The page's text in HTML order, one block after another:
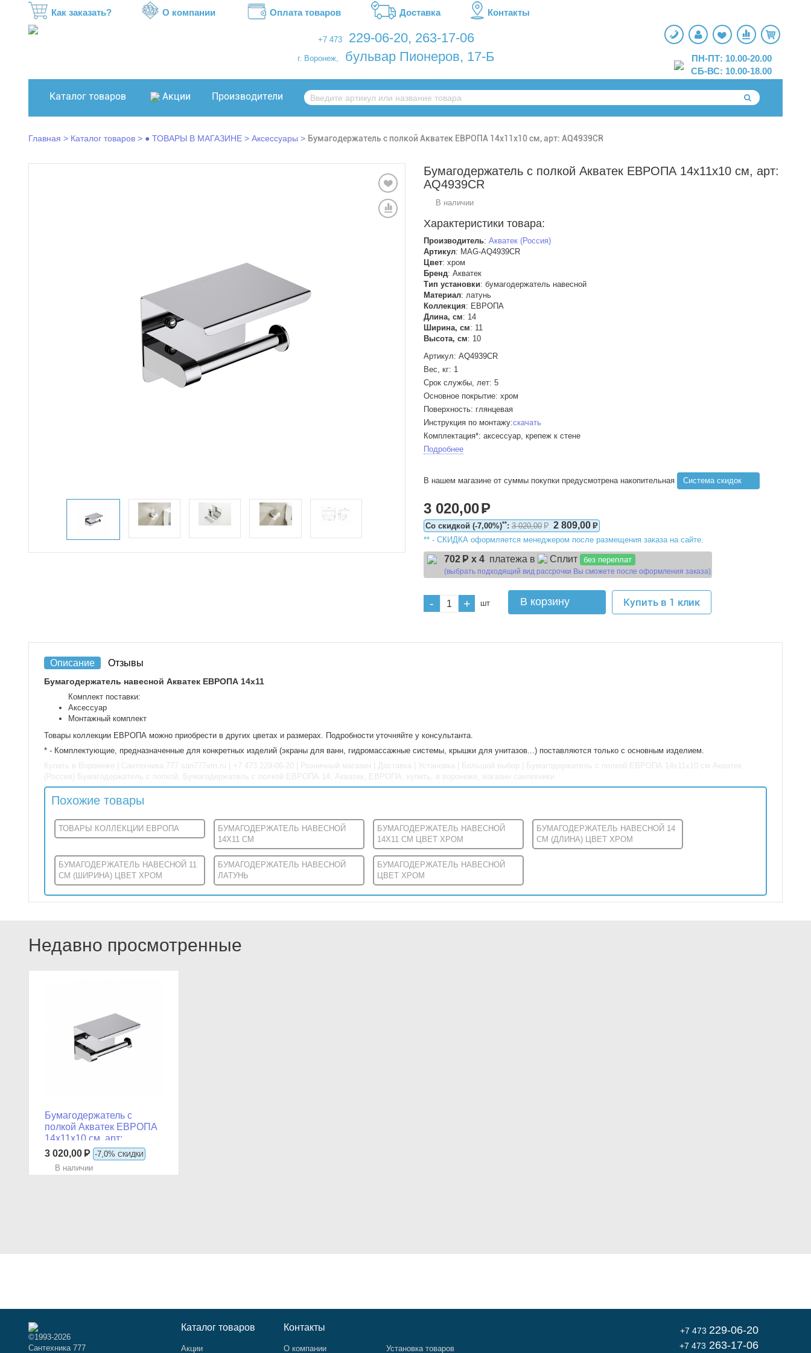
Как заказать? О компании Оплата товаров Доставка Контакты
+7 473 229-06-20, 263-17-06
г. Воронеж, бульвар Пионеров, 17-Б
ПН-ПТ: 10.00-20.00
СБ-ВС: 10.00-18.00
Каталог товаров Акции Производители
Главная Каталог товаров ● ТОВАРЫ В МАГАЗИНЕ Аксессуары Бумагодержатель с полкой Акватек ЕВРОПА 14x11x10 см, арт: AQ4939CR
Бумагодержатель с полкой Акватек ЕВРОПА 14x11x10 см, арт:
AQ4939CR
В наличии
Характеристики товара:
Производитель: Акватек (Россия)
Артикул: MAG-AQ4939CR
Цвет: хром
Бренд: Акватек
Тип установки: бумагодержатель навесной
Материал: латунь
Коллекция: ЕВРОПА
Длина, см: 14
Ширина, см: 11
Высота, см: 10
Артикул: AQ4939CR
Вес, кг: 1
Срок службы, лет: 5
Основное покрытие: хром
Поверхность: глянцевая
Инструкция по монтажу:скачать
Комплектация*: аксессуар, крепеж к стене
Подробнее
В нашем магазине от суммы покупки предусмотрена накопительная Система скидок
3 020,00Р
Cо скидкой (-7,00%)**: 3 020,00 Р 2 809,00 Р
** - CКИДКА оформляется менеджером после размещения заказа на сайте.
702 Р x 4 платежа в Сплит без переплат
(выбрать подходящий вид рассрочки Вы сможете после оформления заказа)
- + шт В корзину Купить в 1 клик
Описание Отзывы
Бумагодержатель навесной Акватек ЕВРОПА 14x11
Комплект поставки:
Аксессуар
Монтажный комплект
Товары коллекции ЕВРОПА можно приобрести в других цветах и размерах. Подробности уточняйте у консультанта.
* - Комплектующие, предназначенные для конкретных изделий (экраны для ванн, гидромассажные системы, крышки для унитазов...) поставляются только с основным изделием.
Купить в Воронеже | Сантехника 777 san777vrn.ru | +7 473 229-06-20 | Розничный магазин | Доставка | Установка | Большой выбор | Бумагодержатель с полкой ЕВРОПА 14x11x10 см Акватек
(Россия) Бумагодержатель с полкой, Бумагодержатель с полкой ЕВРОПА 14, Акватек, ЕВРОПА, купить, в воронеже, магазин сантехники
Похожие товары
ТОВАРЫ КОЛЛЕКЦИИ ЕВРОПА
БУМАГОДЕРЖАТЕЛЬ НАВЕСНОЙ
14X11 СМ
БУМАГОДЕРЖАТЕЛЬ НАВЕСНОЙ
14X11 СМ ЦВЕТ ХРОМ
БУМАГОДЕРЖАТЕЛЬ НАВЕСНОЙ 14
СМ (ДЛИНА) ЦВЕТ ХРОМ
БУМАГОДЕРЖАТЕЛЬ НАВЕСНОЙ 11
СМ (ШИРИНА) ЦВЕТ ХРОМ
БУМАГОДЕРЖАТЕЛЬ НАВЕСНОЙ
ЛАТУНЬ
БУМАГОДЕРЖАТЕЛЬ НАВЕСНОЙ
ЦВЕТ ХРОМ
Недавно просмотренные
Бумагодержатель с
полкой Акватек ЕВРОПА
14x11x10 см, арт:
AQ4939CR
3 020,00 Р -7,0% СКИДКИ
В наличии
©1993-2026
Сантехника 777
Каталог товаров Контакты
Акции О компании Установка товаров
+7 473 229-06-20
+7 473 263-17-06